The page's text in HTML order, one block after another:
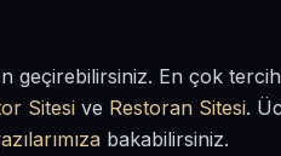
geçirebilirsiniz. En çok
Sitesi ve Restoran Sitesi.
bakabilirsiniz.